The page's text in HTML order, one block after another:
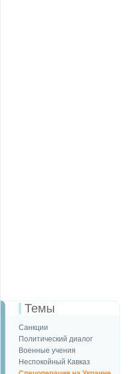
Темы
Санкции
Политический диалог
Военные учения
Неспокойный Кавказ